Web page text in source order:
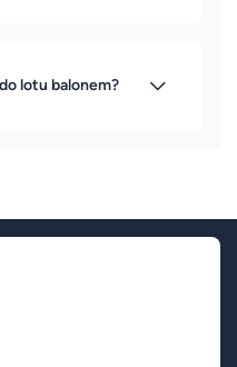
lotu balonem?